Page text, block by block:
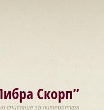
Скорп”
списание за литература